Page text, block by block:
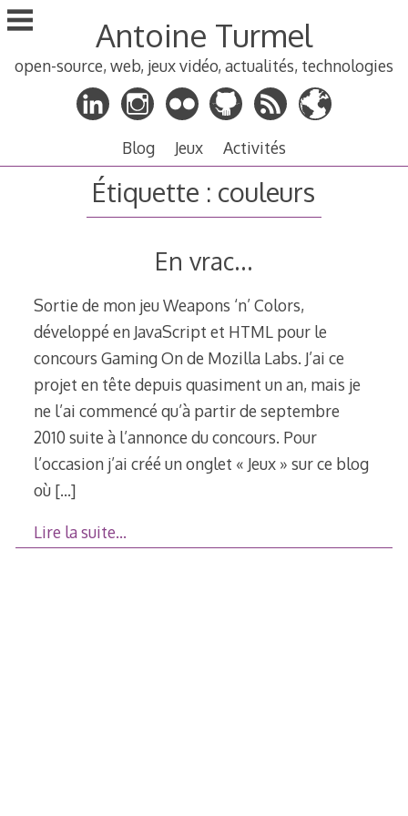
Aller
au
principal
Antoine Turmel
open-source, web, jeux vidéo, actualités, technologies
Blog Jeux Activités
Étiquette : couleurs
En vrac…
Sortie de mon jeu Weapons ‘n’ Colors,
développé en JavaScript et HTML pour le
concours Gaming On de Mozilla Labs. J’ai ce
projet en tête depuis quasiment un an, mais je
ne l’ai commencé qu’à partir de septembre
2010 suite à l’annonce du concours. Pour
l’occasion j’ai créé un onglet « Jeux » sur ce blog
où […]
Lire la suite…